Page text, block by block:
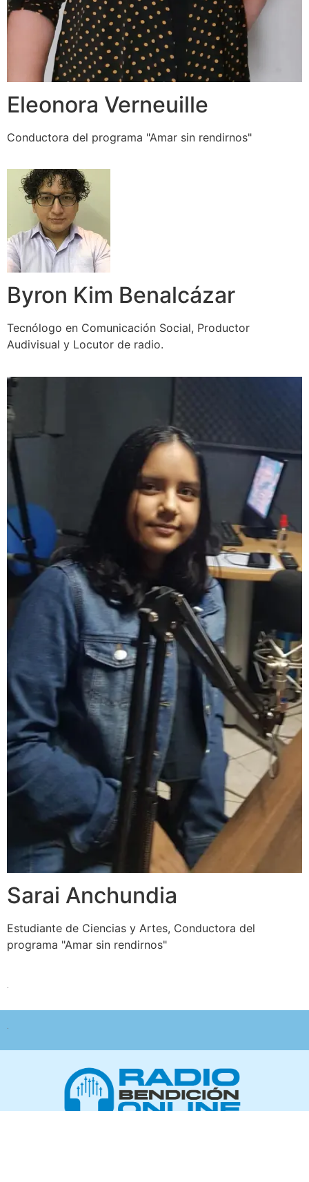
Eleonora Verneuille
Conductora del programa "Amar sin rendirnos"
Byron Kim Benalcázar
Tecnólogo en Comunicación Social, Productor
Audivisual y Locutor de radio.
Sarai Anchundia
Estudiante de Ciencias y Artes, Conductora del
programa "Amar sin rendirnos"
.
.